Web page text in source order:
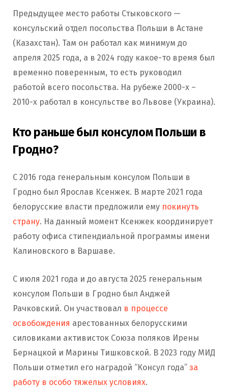
Предыдущее место работы Стыковского —
консульский отдел посольства Польши в Астане
(Казахстан). Там он работал как минимум до
апреля 2025 года, а в 2024 году какое-то время был
временно поверенным, то есть руководил
работой всего посольства. На рубеже 2000-х –
2010-х работал в консульстве во Львове (Украина).
Кто раньше был консулом Польши в
Гродно?
С 2016 года генеральным консулом Польши в
Гродно был Ярослав Ксенжек. В марте 2021 года
белорусские власти предложили ему покинуть
страну. На данный момент Ксенжек координирует
работу офиса стипендиальной программы имени
Калиновского в Варшаве.
С июля 2021 года и до августа 2025 генеральным
консулом Польши в Гродно был Анджей
Рачковский. Он участвовал в процессе
освобождения арестованных белорусскими
силовиками активисток Союза поляков Ирены
Бернацкой и Марины Тишковской. В 2023 году МИД
Польши отметил его наградой “Консул года” за
работу в особо тяжелых условиях.